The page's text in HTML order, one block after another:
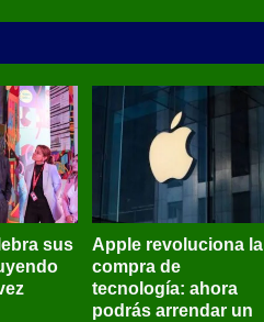
sus
Apple revoluciona la
compra de
tecnología: ahora
podrás arrendar un